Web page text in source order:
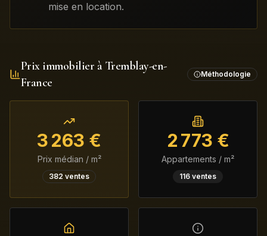
mise en location.
Prix immobilier à Tremblay-en-
France
Méthodologie
3 263 €
Prix médian / m²
382 ventes
2 773 €
Appartements / m²
116 ventes